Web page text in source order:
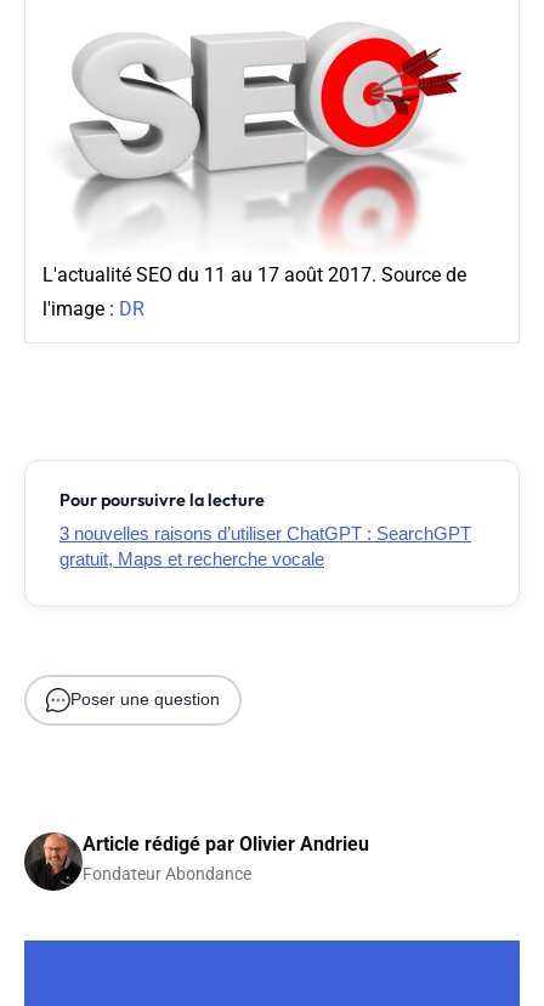
L'actualité SEO du 11 au 17 août 2017. Source de
l'image : DR
Pour poursuivre la lecture
3 nouvelles raisons d’utiliser ChatGPT : SearchGPT
gratuit, Maps et recherche vocale
Poser une question
Article rédigé par Olivier Andrieu
Fondateur Abondance